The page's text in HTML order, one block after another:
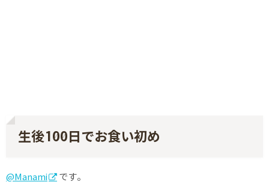
生後100日でお食い初め
@Manami です。